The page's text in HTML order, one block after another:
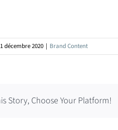
décembre 2020 | Brand Content
Story, Choose Your Platform!